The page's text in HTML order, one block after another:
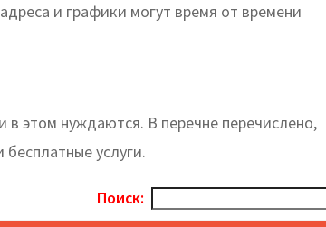
и графики могут время от времени
этом нуждаются. В перечне перечислено,
услуги.
Поиск: